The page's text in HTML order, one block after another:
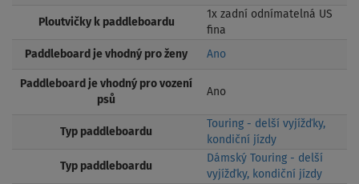
Ploutvičky k paddleboardu
1x zadní odnímatelná US
fina
Paddleboard je vhodný pro ženy Ano
Paddleboard je vhodný pro vození
psů
Ano
Typ paddleboardu
Touring - delší vyjížďky,
kondiční jízdy
Typ paddleboardu
Dámský Touring - delší
vyjížďky, kondiční jízdy